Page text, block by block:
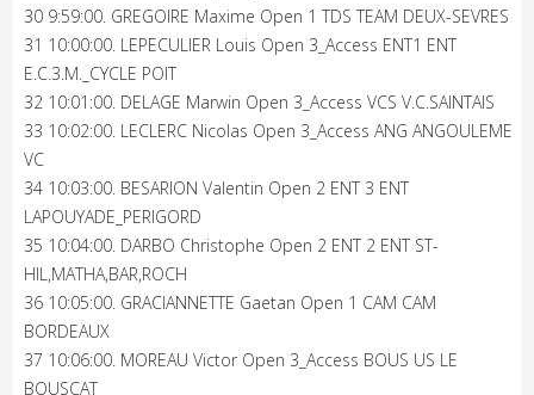
30 9:59:00. GREGOIRE Maxime Open 1 TDS TEAM DEUX-SEVRES
31 10:00:00. LEPECULIER Louis Open 3_Access ENT1 ENT
E.C.3.M._CYCLE POIT
32 10:01:00. DELAGE Marwin Open 3_Access VCS V.C.SAINTAIS
33 10:02:00. LECLERC Nicolas Open 3_Access ANG ANGOULEME
VC
34 10:03:00. BESARION Valentin Open 2 ENT 3 ENT
LAPOUYADE_PERIGORD
35 10:04:00. DARBO Christophe Open 2 ENT 2 ENT ST-
HIL,MATHA,BAR,ROCH
36 10:05:00. GRACIANNETTE Gaetan Open 1 CAM CAM
BORDEAUX
37 10:06:00. MOREAU Victor Open 3_Access BOUS US LE
BOUSCAT